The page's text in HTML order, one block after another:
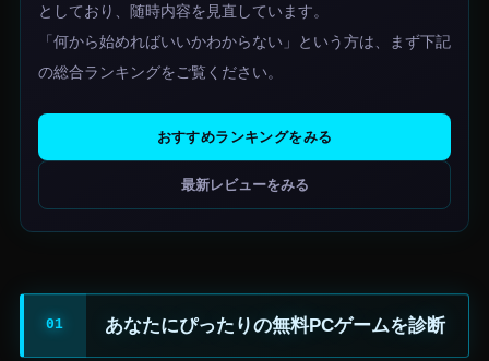
としており、随時内容を見直しています。
「何から始めればいいかわからない」という方は、まず下記
の総合ランキングをご覧ください。
おすすめランキングをみる
最新レビューをみる
あなたにぴったりの無料PCゲームを診断